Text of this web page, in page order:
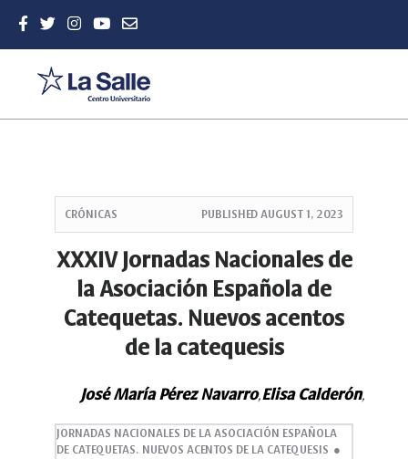
Navigation
Main
CRÓNICAS PUBLISHED AUGUST 1, 2023
XXXIV Jornadas Nacionales de
la Asociación Española de
Catequetas. Nuevos acentos
de la catequesis
José María Pérez Navarro,Elisa Calderón,
JORNADAS NACIONALES DE LA ASOCIACIÓN ESPAÑOLA
DE CATEQUETAS. NUEVOS ACENTOS DE LA CATEQUESIS